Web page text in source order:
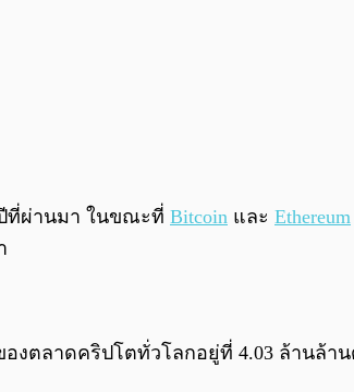
ที่ผ่านมา ในขณะที่ Bitcoin และ Ethereum
ตลาดคริปโตทั่วโลกอยู่ที่ 4.03 ล้านล้า